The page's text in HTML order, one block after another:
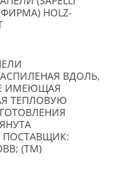
(ФИРМА) HOLZ-
,РАСПИЛЕНАЯ ВДОЛЬ,
ИМЕЮЩАЯ
ТЕПЛОВУЮ
(TM)